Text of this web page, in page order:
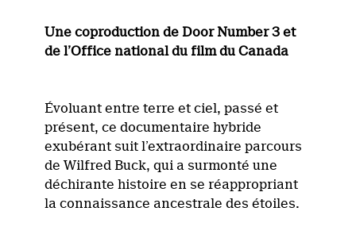
Une coproduction de Door Number 3 et
de l’Office national du film du Canada
Évoluant entre terre et ciel, passé et
présent, ce documentaire hybride
exubérant suit l’extraordinaire parcours
de Wilfred Buck, qui a surmonté une
déchirante histoire en se réappropriant
la connaissance ancestrale des étoiles.